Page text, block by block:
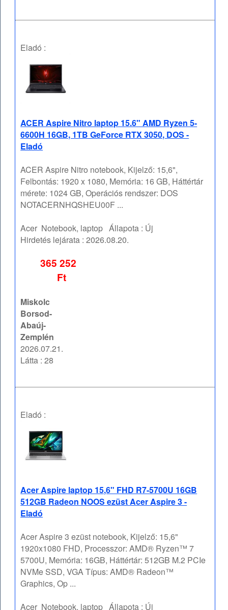
Eladó :
ACER Aspire Nitro laptop 15.6" AMD Ryzen 5-
6600H 16GB, 1TB GeForce RTX 3050, DOS -
Eladó
ACER Aspire Nitro notebook, Kijelző: 15,6",
Felbontás: 1920 x 1080, Memória: 16 GB, Háttértár
mérete: 1024 GB, Operációs rendszer: DOS
NOTACERNHQSHEU00F ...
Acer Notebook, laptop Állapota : Új
Hirdetés lejárata :2026.08.20.
365 252
Ft
Miskolc
Borsod-
Abaúj-
Zemplén
2026.07.21.
Látta : 28
Eladó :
Acer Aspire laptop 15,6" FHD R7-5700U 16GB
512GB Radeon NOOS ezüst Acer Aspire 3 -
Eladó
Acer Aspire 3 ezüst notebook, Kijelző: 15,6"
1920x1080 FHD, Processzor: AMD® Ryzen™ 7
5700U, Memória: 16GB, Háttértár: 512GB M.2 PCIe
NVMe SSD, VGA Típus: AMD® Radeon™
Graphics, Op ...
Acer Notebook, laptop Állapota : Új